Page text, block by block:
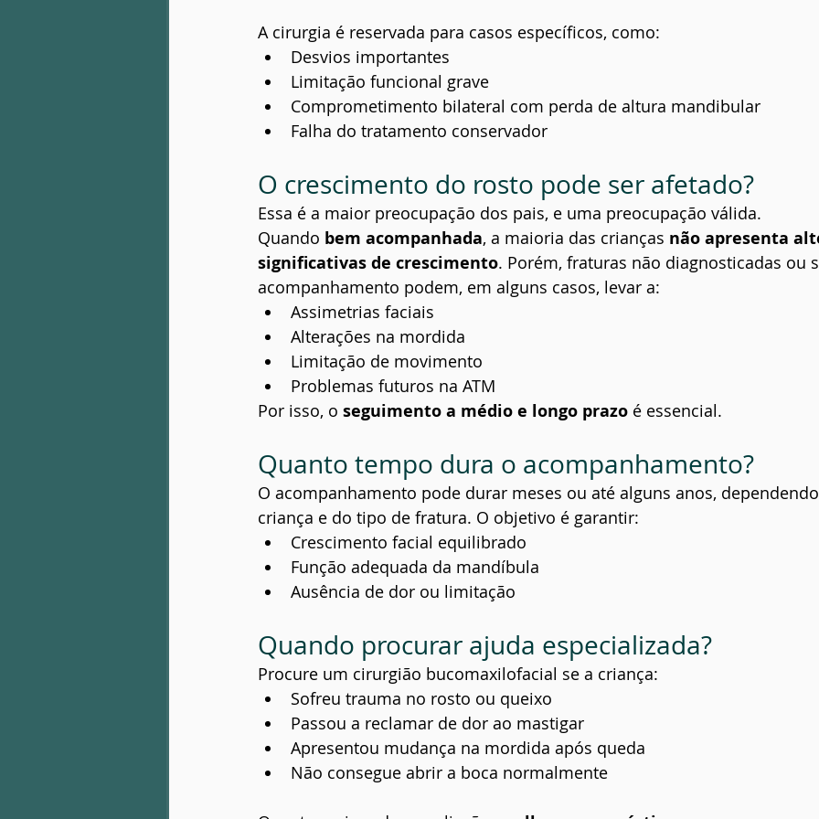
A cirurgia é reservada para casos específicos, como:
Desvios importantes
Limitação funcional grave
Comprometimento bilateral com perda de altura mandibular
Falha do tratamento conservador
O crescimento do rosto pode ser afetado?
Essa é a maior preocupação dos pais, e uma preocupação válida.
Quando bem acompanhada, a maioria das crianças não apresenta
significativas de crescimento. Porém, fraturas não diagnosticadas ou
acompanhamento podem, em alguns casos, levar a:
Assimetrias faciais
Alterações na mordida
Limitação de movimento
Problemas futuros na ATM
Por isso, o seguimento a médio e longo prazo é essencial.
Quanto tempo dura o acompanhamento?
O acompanhamento pode durar meses ou até alguns anos,
criança e do tipo de fratura. O objetivo é garantir:
Crescimento facial equilibrado
Função adequada da mandíbula
Ausência de dor ou limitação
Quando procurar ajuda especializada?
Procure um cirurgião bucomaxilofacial se a criança:
Sofreu trauma no rosto ou queixo
Passou a reclamar de dor ao mastigar
Apresentou mudança na mordida após queda
Não consegue abrir a boca normalmente